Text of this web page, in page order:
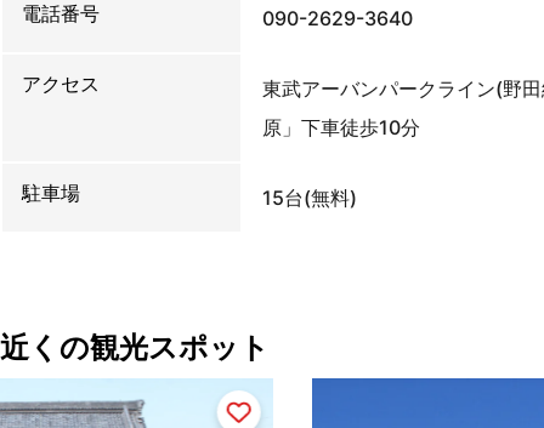
電話番号 090-2629-3640
アクセス
東武アーバンパークライン(野
原」下車徒歩10分
駐車場 15台(無料)
近くの観光スポット